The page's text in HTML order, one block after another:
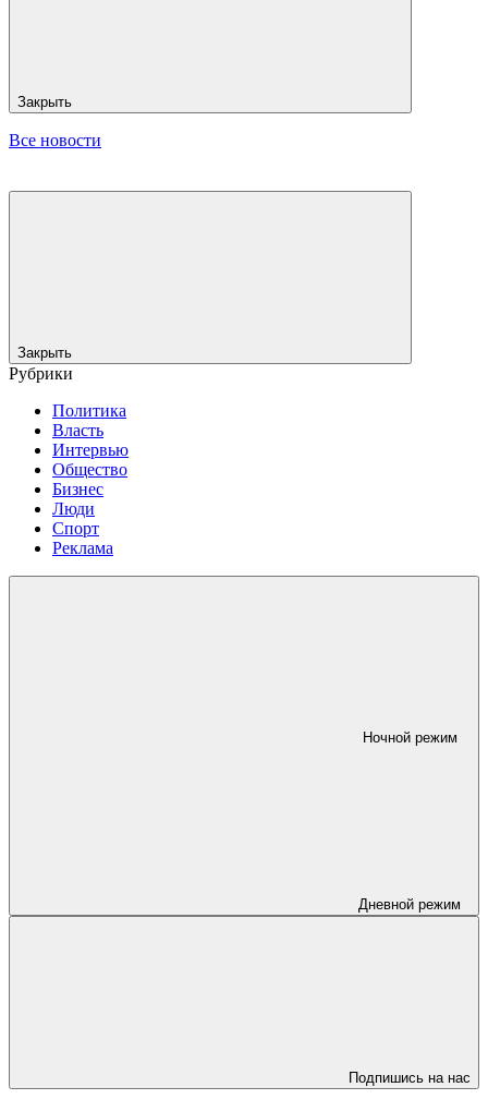
Закрыть
Все новости
Закрыть
Рубрики
Политика
Власть
Интервью
Общество
Бизнес
Люди
Спорт
Реклама
Ночной режим
Дневной режим
Подпишись на нас